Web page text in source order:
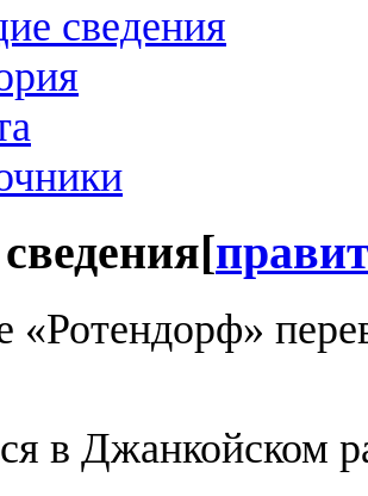
сведения
[
«Ротендорф»
в Джанкойском